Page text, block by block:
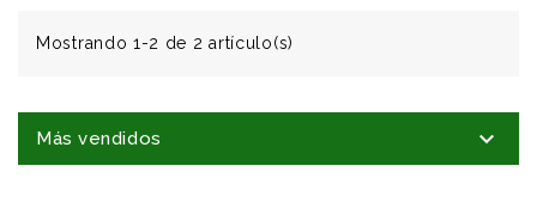
Mostrando 1-2 de 2 artículo(s)
Más vendidos 